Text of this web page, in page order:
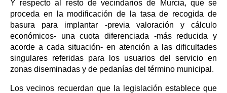
Y respecto al resto de vecindarios de Murcia, que se
proceda en la modificación de la tasa de recogida de
basura para implantar -previa valoración y cálculo
económicos- una cuota diferenciada -más reducida y
acorde a cada situación- en atención a las dificultades
singulares referidas para los usuarios del servicio en
zonas diseminadas y de pedanías del término municipal.
Los vecinos recuerdan que la legislación establece que